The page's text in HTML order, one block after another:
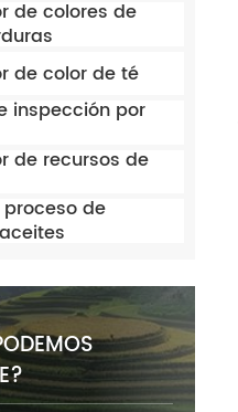
de colores de
de color de té
inspección por
de recursos de
proceso de